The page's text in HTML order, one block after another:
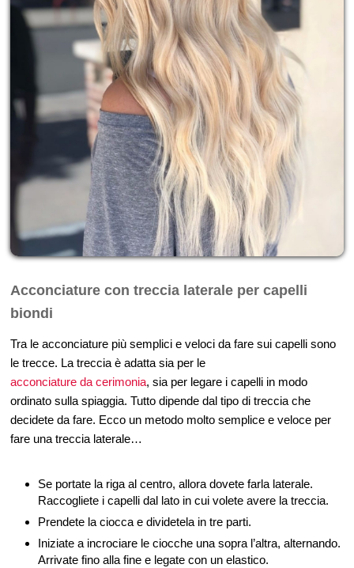
Acconciature con treccia laterale per capelli
biondi
Tra le acconciature più semplici e veloci da fare sui capelli sono
le trecce. La treccia è adatta sia per le
acconciature da cerimonia, sia per legare i capelli in modo
ordinato sulla spiaggia. Tutto dipende dal tipo di treccia che
decidete da fare. Ecco un metodo molto semplice e veloce per
fare una treccia laterale…
Se portate la riga al centro, allora dovete farla laterale.
Raccogliete i capelli dal lato in cui volete avere la treccia.
Prendete la ciocca e dividetela in tre parti.
Iniziate a incrociare le ciocche una sopra l’altra, alternando.
Arrivate fino alla fine e legate con un elastico.